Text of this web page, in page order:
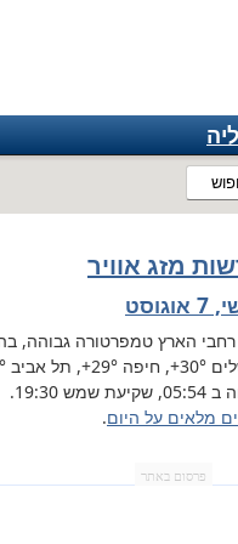
מזג אוויר
הארץ טמפרטורה גבוהה, בהיר,
+30°, חיפה +29°, תל אביב
שמש 19:30.
מלאים על היום.
פרסום באתר